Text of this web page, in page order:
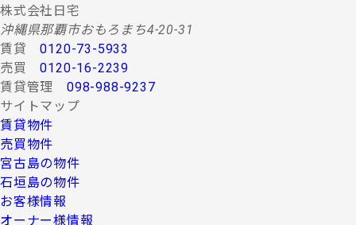
ービスの提供。
(４) 当社グループ会社が行う顧客動向調査、市場調
査、商品開発等の分析データ並びに広告反響等の
各種調査。
(５) 前各項に定める利用目的の達成に必要な範囲にお
ける個人情報の第三者提供。
４.お客様の個人情報の第三者への提供
第三者への提供にあたっては、機密保持のために必要な
措置を講じます。なお、上記利用目的の達成に必要な範
囲内において業務委託先に情報を提供する場合など、法
令に反しない範囲で停止請求をお受けできないことがあ
ります。 お客様の個人情報は、上記利用目的のために以
下の者に対して書面または口頭もしくはその他媒体によ
株式会社日宅
沖縄県那覇市おもろまち4-20-31
賃貸0120-73-5933
売買0120-16-2239
賃貸管理 098-988-9237
サイトマップ
賃貸物件
売買物件
宮古島の物件
石垣島の物件
お客様情報
オーナー様情報